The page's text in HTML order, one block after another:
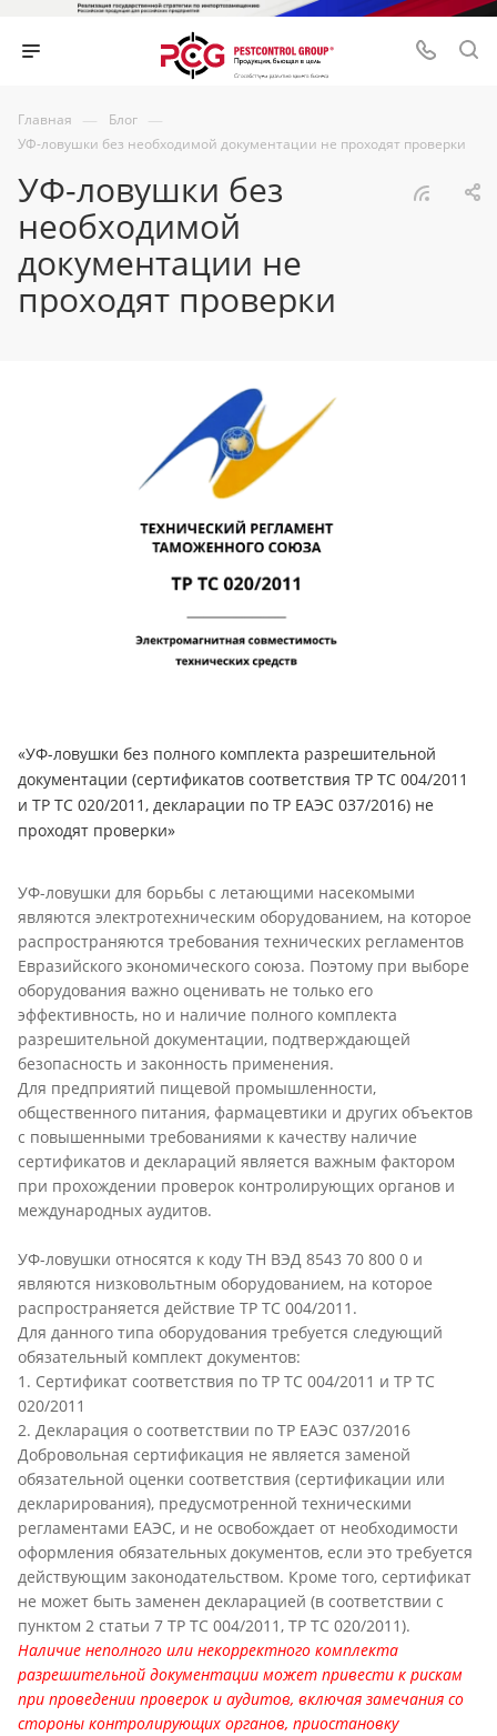
Главная — Блог —
УФ-ловушки без необходимой документации не проходят проверки
УФ-ловушки без
необходимой
документации не
проходят проверки
«УФ-ловушки без полного комплекта разрешительной
документации (сертификатов соответствия ТР ТС 004/2011
и ТР ТС 020/2011, декларации по ТР ЕАЭС 037/2016) не
проходят проверки»
УФ-ловушки для борьбы с летающими насекомыми
являются электротехническим оборудованием, на которое
распространяются требования технических регламентов
Евразийского экономического союза. Поэтому при выборе
оборудования важно оценивать не только его
эффективность, но и наличие полного комплекта
разрешительной документации, подтверждающей
безопасность и законность применения.
Для предприятий пищевой промышленности,
общественного питания, фармацевтики и других объектов
с повышенными требованиями к качеству наличие
сертификатов и деклараций является важным фактором
при прохождении проверок контролирующих органов и
международных аудитов.
УФ-ловушки относятся к коду ТН ВЭД 8543 70 800 0 и
являются низковольтным оборудованием, на которое
распространяется действие ТР ТС 004/2011.
Для данного типа оборудования требуется следующий
обязательный комплект документов:
1. Сертификат соответствия по ТР ТС 004/2011 и ТР ТС
020/2011
2. Декларация о соответствии по ТР ЕАЭС 037/2016
Добровольная сертификация не является заменой
обязательной оценки соответствия (сертификации или
декларирования), предусмотренной техническими
регламентами ЕАЭС, и не освобождает от необходимости
оформления обязательных документов, если это требуется
действующим законодательством. Кроме того, сертификат
не может быть заменен декларацией (в соответствии с
пунктом 2 статьи 7 ТР ТС 004/2011, ТР ТС 020/2011).
Наличие неполного или некорректного комплекта
разрешительной документации может привести к рискам
при проведении проверок и аудитов, включая замечания со
стороны контролирующих органов, приостановку